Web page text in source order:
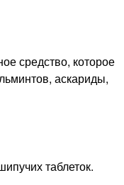
средство, которое
аскариды,
таблеток.